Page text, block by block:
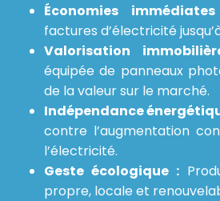
Économies
factures d’électricité
Valorisation
équipée de panneaux
de la valeur sur le marché.
Indépendance
contre l’augmentation
l’électricité.
Geste écologique :
propre, locale et